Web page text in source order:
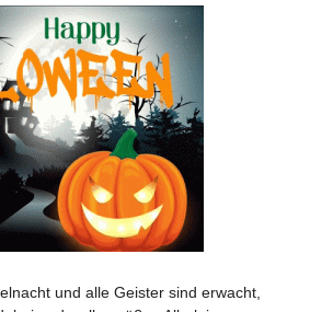
und alle Geister sind erwacht,